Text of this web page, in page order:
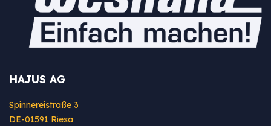
HAJUS AG
Spinnereistraße 3
DE-01591 Riesa